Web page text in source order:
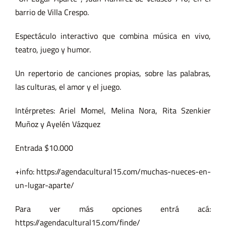
barrio de Villa Crespo.
Espectáculo interactivo que combina música en vivo,
teatro, juego y humor.
Un repertorio de canciones propias, sobre las palabras,
las culturas, el amor y el juego.
Intérpretes: Ariel Momel, Melina Nora, Rita Szenkier
Muñoz y Ayelén Vázquez
Entrada $10.000
+info: https://agendacultural15.com/muchas-nueces-en-
un-lugar-aparte/
Para ver más opciones entrá acá:
https://agendacultural15.com/finde/